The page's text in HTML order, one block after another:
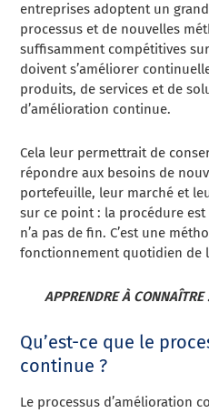
entreprises adoptent un
processus et de nouvelles
suffisamment compétitives
doivent s’améliorer
produits, de services et de
d’amélioration continue.
Cela leur permettrait de
répondre aux besoins de
portefeuille, leur marché et
sur ce point : la procédure est
n’a pas de fin. C’est une
fonctionnement quotidien de
APPRENDRE À CONNAÎTRE
Qu’est-ce que le
continue ?
Le processus d’amélioration